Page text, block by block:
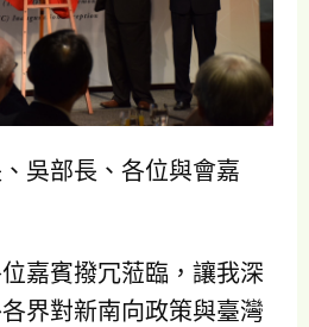
吳部長、各位與會嘉
嘉賓撥冗蒞臨，讓我深
界對新南向政策與臺灣